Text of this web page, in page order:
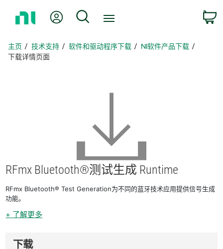
页
我的账户 搜索
主页 技术支持 软件和驱动程序下载
NI软件产品下载
下载详情页面
RFmx Bluetooth®测试生成 Runtime
RFmx Bluetooth® Test Generation为不同的蓝牙技术应用提供信号生成
功能。
+ 了解更多
下载